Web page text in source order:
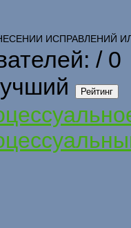
/ 0